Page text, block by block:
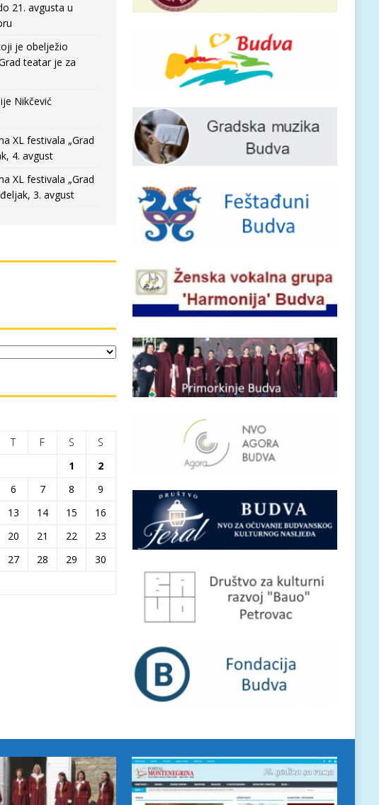
21. avgusta u
je obelježio
teatar je za
Nikčević
XL festivala „Grad
4. avgust
XL festivala „Grad
3. avgust
T F S
S
1
2
6 7 8
9
13 14 15
16
20 21 22
23
27 28 29
30